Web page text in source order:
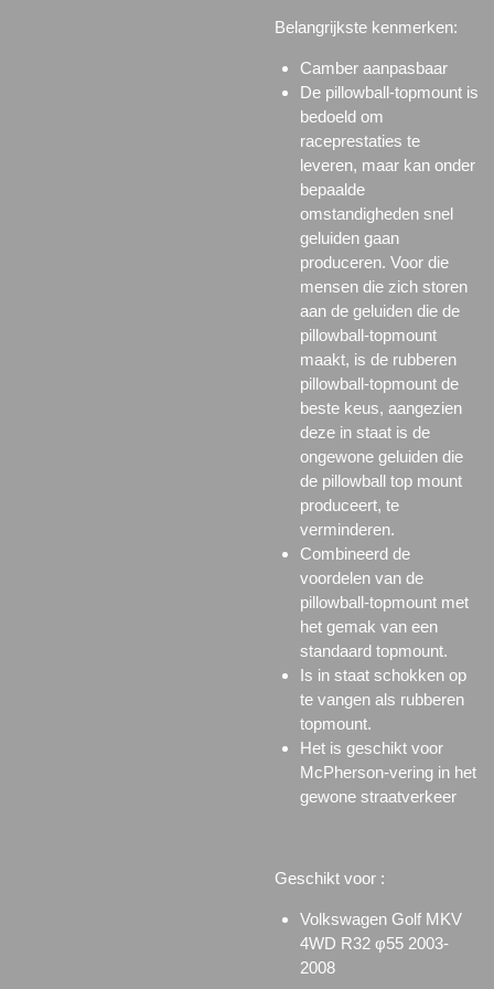
Belangrijkste kenmerken:
Camber aanpasbaar
De pillowball-topmount is
bedoeld om
raceprestaties te
leveren, maar kan onder
bepaalde
omstandigheden snel
geluiden gaan
produceren. Voor die
mensen die zich storen
aan de geluiden die de
pillowball-topmount
maakt, is de rubberen
pillowball-topmount de
beste keus, aangezien
deze in staat is de
ongewone geluiden die
de pillowball top mount
produceert, te
verminderen.
Combineerd de
voordelen van de
pillowball-topmount met
het gemak van een
standaard topmount.
Is in staat schokken op
te vangen als rubberen
topmount.
Het is geschikt voor
McPherson-vering in het
gewone straatverkeer
Geschikt voor :
Volkswagen Golf MKV
4WD R32 φ55 2003-
2008